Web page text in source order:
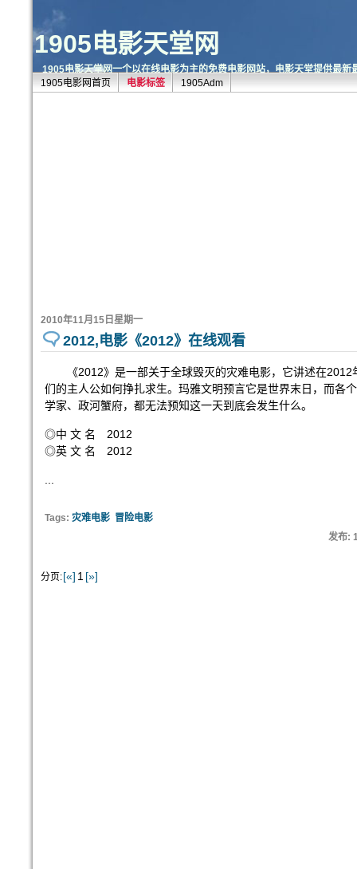
1905电影天堂网
1905电影天堂网一个以在线电影为主的免费电影网站，电影天堂提供最
1905电影网首页
电影标签 1905Adm
2010年11月15日星期一
2012,电影《2012》在线观看
《2012》是一部关于全球毁灭的灾难电影，它讲述在2012
们的主人公如何挣扎求生。玛雅文明预言它是世界末日，而各
学家、政河蟹府，都无法预知这一天到底会发生什么。
◎中 文 名 2012
◎英 文 名 2012
Tags: 灾难电影 冒险电影
发布:
分页:[«] 1 [»]